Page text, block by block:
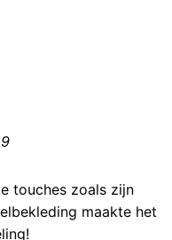
touches zoals zijn
maakte het